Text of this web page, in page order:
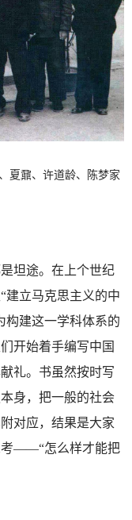
夏鼐、许道龄、陈梦家
坦途。在上个世纪
建立马克思主义的中
构建这一学科体系的
开始着手编写中国
礼。书虽然按时写
身，把一般的社会
对应，结果是大家
考——“怎么样才能把